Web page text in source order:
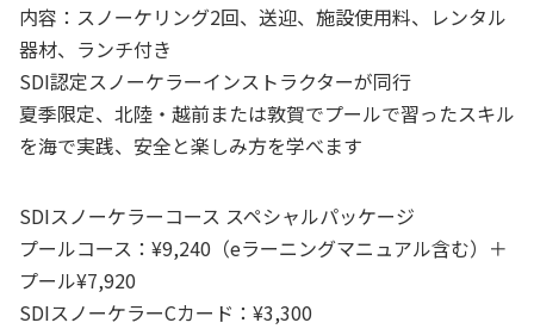
内容：スノーケリング2回、送迎、施設使用料、レンタル
器材、ランチ付き
SDI認定スノーケラーインストラクターが同行
夏季限定、北陸・越前または敦賀でプールで習ったスキル
を海で実践、安全と楽しみ方を学べます
SDIスノーケラーコース スペシャルパッケージ
プールコース：¥9,240（eラーニングマニュアル含む）＋
プール¥7,920
SDIスノーケラーCカード：¥3,300